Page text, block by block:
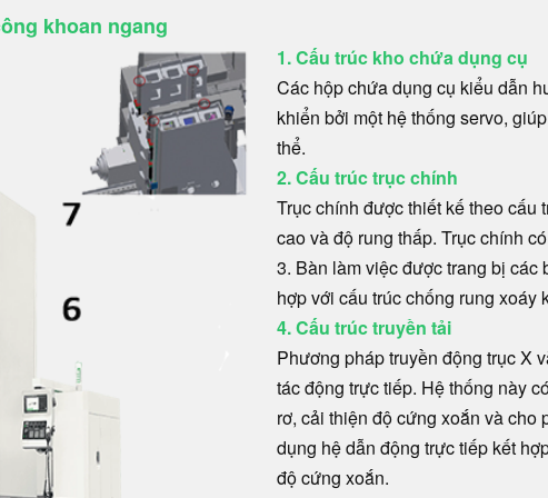
khoan ngang
1. Cấu trúc kho chứa dụng cụ
Các hộp chứa dụng cụ kiểu dẫn
khiển bởi một hệ thống servo,
thể.
2. Cấu trúc trục chính
Trục chính được thiết kế theo cấu
cao và độ rung thấp. Trục chính
3. Bàn làm việc được trang bị
hợp với cấu trúc chống rung xoáy
4. Cấu trúc truyền tải
Phương pháp truyền động trục X
tác động trực tiếp. Hệ thống này
rơ, cải thiện độ cứng xoắn và cho
dụng hệ dẫn động trực tiếp kết
độ cứng xoắn.